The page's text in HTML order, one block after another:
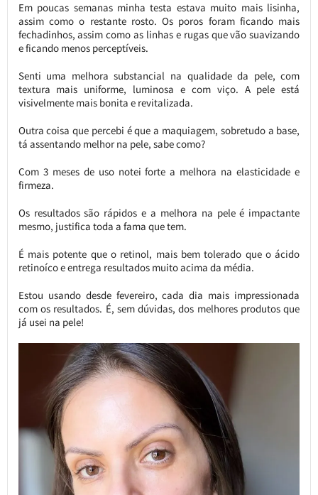
Em poucas semanas minha testa estava muito mais lisinha,
assim como o restante rosto. Os poros foram ficando mais
fechadinhos, assim como as linhas e rugas que vão suavizando
e ficando menos perceptíveis.
Senti uma melhora substancial na qualidade da pele, com
textura mais uniforme, luminosa e com viço. A pele está
visivelmente mais bonita e revitalizada.
Outra coisa que percebi é que a maquiagem, sobretudo a base,
tá assentando melhor na pele, sabe como?
Com 3 meses de uso notei forte a melhora na elasticidade e
firmeza.
Os resultados são rápidos e a melhora na pele é impactante
mesmo, justifica toda a fama que tem.
É mais potente que o retinol, mais bem tolerado que o ácido
retinoíco e entrega resultados muito acima da média.
Estou usando desde fevereiro, cada dia mais impressionada
com os resultados. É, sem dúvidas, dos melhores produtos que
já usei na pele!